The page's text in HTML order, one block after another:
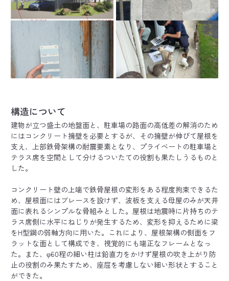
構造について
建物が立つ盛土の地盤面と、駐車場の路面の高低差の解消のため
にはコンクリート擁壁を必要とするが、その擁壁が伸びて屋根を
支え、上部鉄骨架構の耐震要素となり、プライベートの駐車場と
テラス席を空間として分けるついたての役割も果たしうるものと
した。
コンクリート壁の上端で鉄骨屋根の変形をある程度拘束できるた
め、屋根面にはブレースを設けず、波板を支える母屋のみが天井
面に表れるシンプルな骨組みとした。屋根は地震時に片持ちのテ
ラス席側に水平にねじりが発生するため、変形を抑えるために梁
をH型鋼の弱軸方向に用いた。これにより、屋根架構の側面をフ
ラットな面として構成でき、視覚的にも端正なフレームとなっ
た。また、φ60程の細い柱は鉛直力をかけず屋根の吹き上がり防
止の役割のみ果たすため、座屈を考慮しない細い形状とすること
ができた。